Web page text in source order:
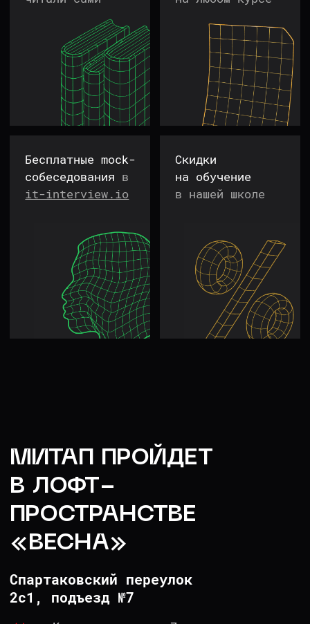
// Предварительная концепция зала
для конференции. Итоговое
О СПИКЕРАХ